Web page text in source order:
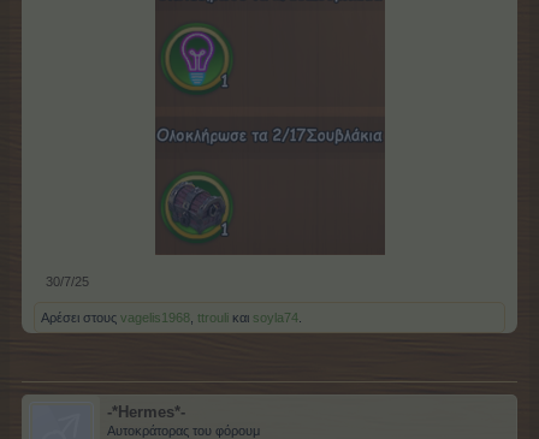
30/7/25
Αρέσει στους vagelis1968 ttrouli και soyla74
-*Hermes*-
Αυτοκράτορας του φόρουμ